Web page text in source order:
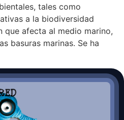
tales como
a la biodiversidad
que afecta al medio marino,
basuras marinas. Se ha